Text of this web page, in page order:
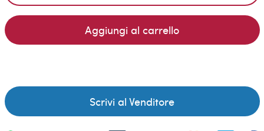
Aggiungi al carrello
Scrivi al Venditore